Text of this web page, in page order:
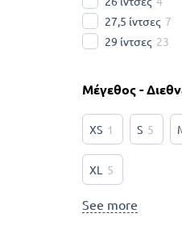
27,5 ίντσες 7
29 ίντσες 23
Μέγεθος -
XS 1 S 5
XL 5
See more